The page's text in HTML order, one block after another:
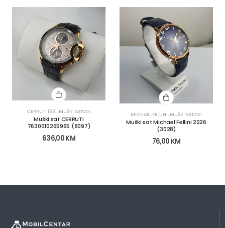
CERRUTI 1881, MUŠKI SATOVI
Muški sat CERRUTI
7630010265965 (8097)
636,00KM
MICHAEL FELLINI, MUŠKI SATOVI
Muški sat Michael Fellini 2226
(3028)
76,00 KM